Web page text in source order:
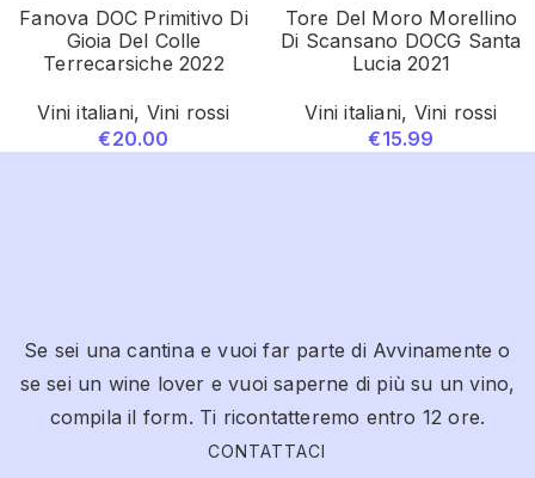
Fanova DOC Primitivo Di
Gioia Del Colle
Terrecarsiche 2022
Vini italiani, Vini rossi
€20.00
Tore Del Moro Morellino
Di Scansano DOCG Santa
Lucia 2021
Vini italiani, Vini rossi
€15.99
Se sei una cantina e vuoi far parte di Avvinamente o
se sei un wine lover e vuoi saperne di più su un vino,
compila il form. Ti ricontatteremo entro 12 ore.
CONTATTACI